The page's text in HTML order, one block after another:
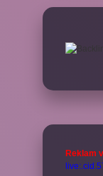
Reklam